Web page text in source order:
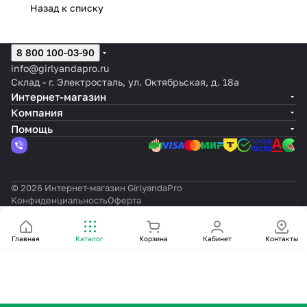
Назад к списку
Главная Каталог Корзина Кабинет Контакты
8 800 100-03-90
info@girlyandapro.ru
Склад - г. Электросталь, ул. Октябрьская, д. 18а
Интернет-магазин
Компания
Помощь
© 2026 Интернет-магазин GirlyandaPro
КонфиденциальностьОферта